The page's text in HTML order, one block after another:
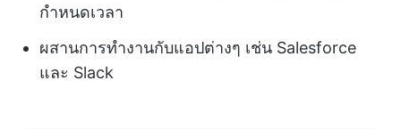
กำหนดเวลา
ผสานการทำงานกับแอปต่างๆ เช่น Salesforce
และ Slack